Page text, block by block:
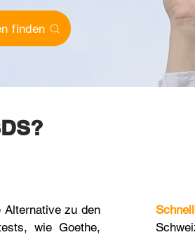
finden
Alternative zu den
wie Goethe,
Schnell